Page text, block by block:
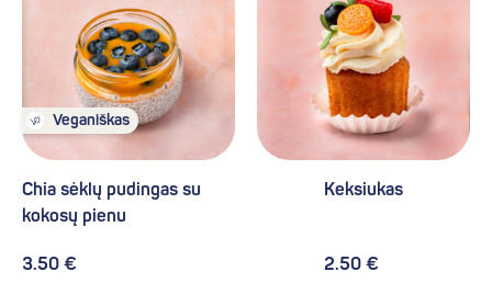
Veganiškas
Chia sėklų pudingas su
kokosų pienu
3.50 €
Keksiukas
2.50 €